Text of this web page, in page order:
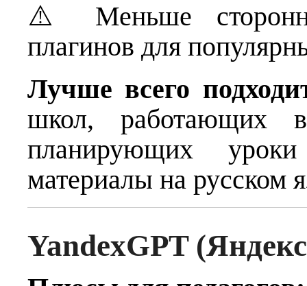
⚠️ Меньше
плагинов для
Лучше всего
школ, работающих
планирующих
материалы на русском
YandexGPT